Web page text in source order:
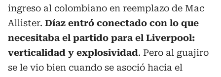
ingreso al colombiano en reemplazo de Mac
Allister. Díaz entró conectado con lo que
necesitaba el partido para el Liverpool:
verticalidad y explosividad. Pero al guajiro
se le vio bien cuando se asoció hacia el